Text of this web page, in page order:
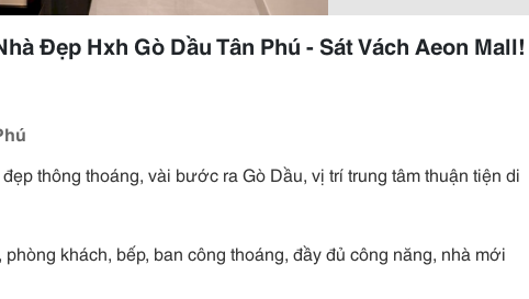
Đẹp Hxh Gò Dầu Tân Phú - Sát Vách Aeon Mall!
thông thoáng, vài bước ra Gò Dầu, vị trí trung tâm thuận tiện di
khách, bếp, ban công thoáng, đầy đủ công năng, nhà mới